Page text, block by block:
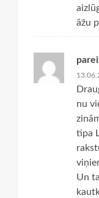
āžu
nu
tipa
Un